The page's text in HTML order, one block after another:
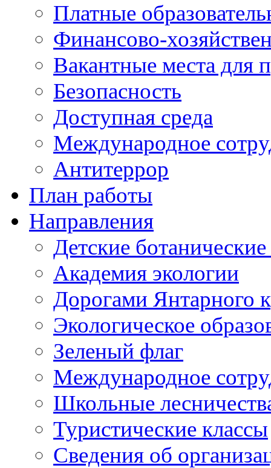
Платные
Финансово-
Вакантные места для
Безопасность
Доступная среда
Международное
Антитеррор
План работы
Направления
Детские
Академия экологии
Дорогами Янтарного
Экологическое
Зеленый флаг
Международное
Школьные
Туристические классы
Сведения об